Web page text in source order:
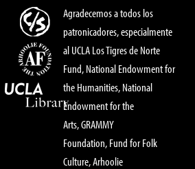
Agradecemos a todos los
patronicadores, especialmente
al UCLA Los Tigres de Norte
Fund, National Endowment for
the Humanities, National
Endowment for the
Arts, GRAMMY
Foundation, Fund for Folk
Culture, Arhoolie